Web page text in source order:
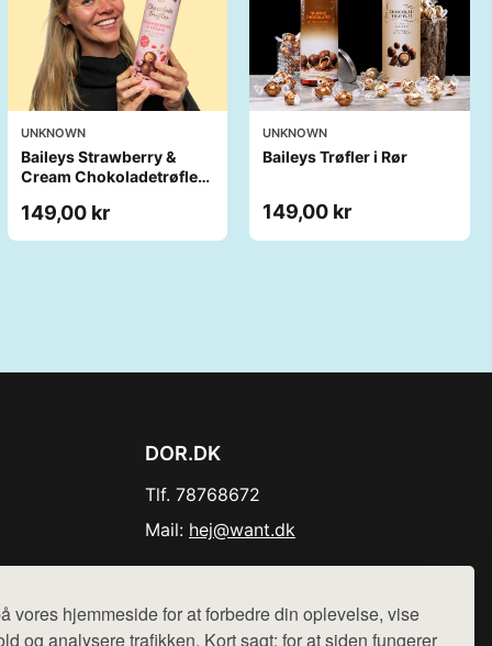
vores hjemmeside for at forbedre din oplevelse, vise
og analysere trafikken. Kort sagt: for at siden fungerer
UNKNOWN
Baileys Strawberry &
Cream Chokoladetrøfler i
149,00 kr
UNKNOWN
Baileys Trøfler i Rør
149,00 kr
DOR.DK
Tlf. 78768672
Mail: hej@want.dk